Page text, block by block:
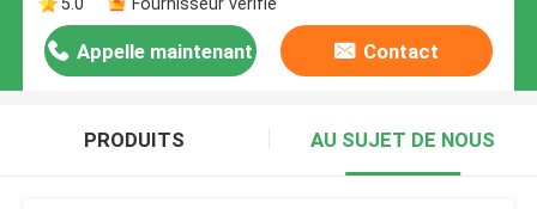
Appelle maintenant Contact
PRODUITS AU SUJET DE NOUS